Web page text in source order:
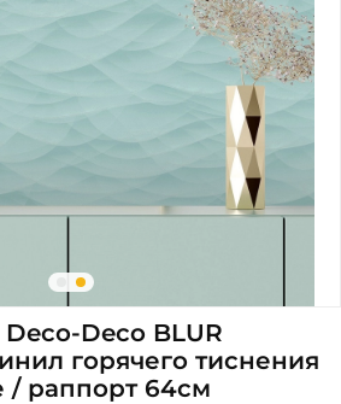
Deco BLUR
горячего тиснения
/ раппорт 64см